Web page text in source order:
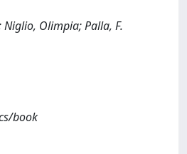
Niglio, Olimpia; Palla, F.
book